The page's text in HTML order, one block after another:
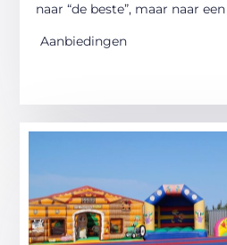
naar “de beste”, maar naar
Aanbiedingen